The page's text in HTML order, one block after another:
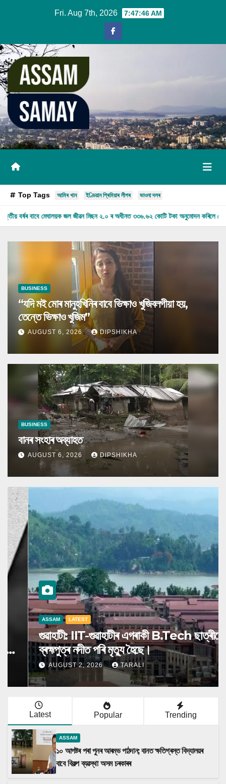
Fri. Aug 7th, 2026 7:47:48 AM
Top Tags আমিৰ খান ইণ্ডিয়ান প্ৰিমিয়াৰ লীগৰ ভাওনা দলৰ
জল জীৱন মিছন ২.০ ৰ অধীনত ৩৩৬.৬২ কোটি টকা অনুমোদন কৰিলে কেন্দ্ৰই গুৱাহাটী:
BUSINESS
“যদি মই মোৰ মানুহখিনিৰ বাবে ভিক্ষাও খুজিবলগীয়া হয়,
তেন্তে ভিক্ষাও খুজিম”
AUGUST 6, 2026 DIPSHIKHA
BUSINESS
বানৰ সংহাৰ অব্যাহত
AUGUST 6, 2026 DIPSHIKHA
ASSAM LATEST
গুৱাহাটী: IIT-গুৱাহাটীৰ এগৰাকী B.Tech ছাত্ৰীয়ে
ব্ৰহ্মপুত্ৰ নদীত পৰি মৃত্যু হৈছে।
AUGUST 2, 2026 TARALI
Latest Popular Trending
ASSAM
১০ আগষ্টৰ পৰা পুনৰ আৰম্ভ পাঠদান; বানত ক্ষতিগ্ৰস্ত বিদ্যালয়ৰ
বাবে বিকল্প ব্যৱস্থা অসম চৰকাৰৰ